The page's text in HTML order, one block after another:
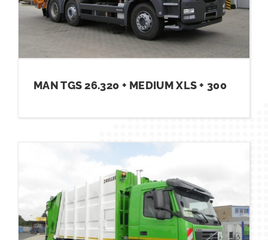
MAN TGS 26.320 + MEDIUM XLS + 300